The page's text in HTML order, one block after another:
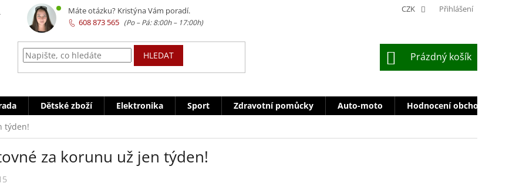
CZK Přihlášení
HLEDAT
NÁKUPNÍ
KOŠÍK
Prázdný košík
Dětské zboží Elektronika Sport Zdravotní pomůcky Auto-moto Hodnocení obchodu
týden!
za korunu už jen týden!
Máte otázku? Kristýna Vám poradí.
608 873 565